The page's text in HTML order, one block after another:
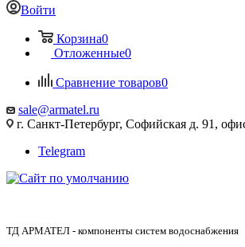
Войти
Корзина0
Отложенные0
Сравнение товаров0
sale@armatel.ru
г. Санкт-Петербург, Софийская д. 91,
Telegram
ТД АРМАТЕЛ - компоненты систем водоснабжения